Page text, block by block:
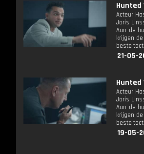
Hunted
Acteur
Joris
Aan de
krijgen
beste
21-05-
Hunted
Acteur
Joris
Aan de
krijgen
beste
19-05-